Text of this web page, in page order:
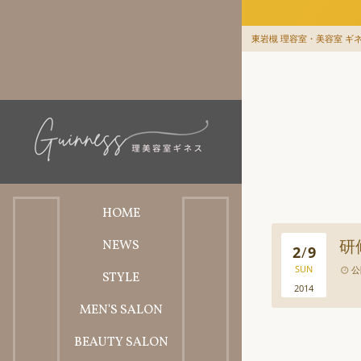
HOME
ホーム
NEWS
お知らせ
STYLE
スタイル
MEN'S SALON
理容料金メニュー
BEAUTY SALON
東岩槻 理容室・美容室 ギ
2014
2/9
SUN
研